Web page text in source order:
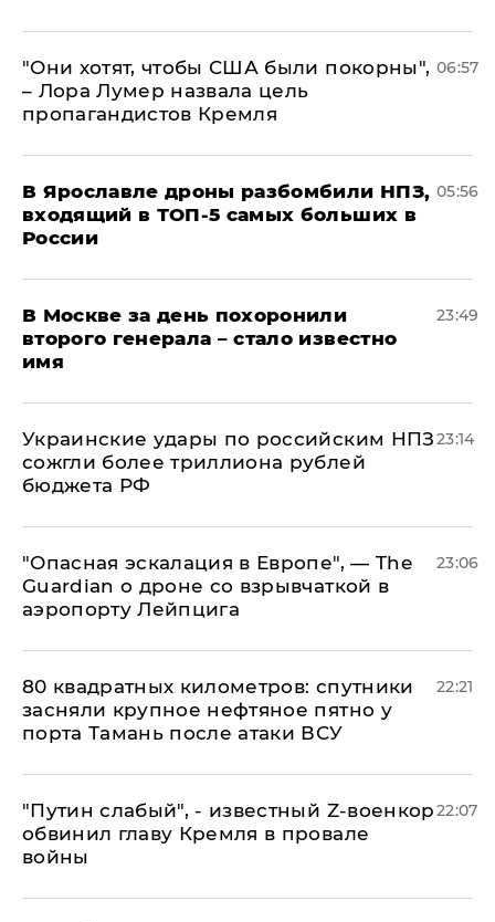
"Они хотят, чтобы США были покорны",
– Лора Лумер назвала цель
пропагандистов Кремля
06:57
В Ярославле дроны разбомбили НПЗ,
входящий в ТОП-5 самых больших в
России
05:56
В Москве за день похоронили
второго генерала – стало известно
имя
23:49
Украинские удары по российским НПЗ
сожгли более триллиона рублей
бюджета РФ
23:14
"Опасная эскалация в Европе", — The
Guardian о дроне со взрывчаткой в
аэропорту Лейпцига
23:06
80 квадратных километров: спутники
засняли крупное нефтяное пятно у
порта Тамань после атаки ВСУ
22:21
​"Путин слабый", - известный Z-военкор
обвинил главу Кремля в провале
войны
22:07